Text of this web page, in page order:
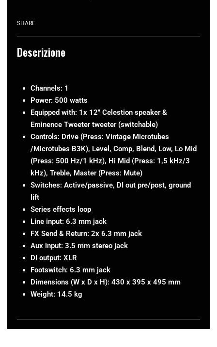
SHARE
Descrizione
Channels: 1
Power: 500 watts
Equipped with: 1x 12″ Celestion speaker &
Eminence Tweeter tweeter (switchable)
Controls: Drive (Press: Vintage Microtubes
/Microtubes B3K), Level, Comp, Blend, Low, Lo Mid
(Press: 500 Hz/1 kHz), Hi Mid (Press: 1,5 kHz/3
kHz), Treble, Master (Press: Mute)
Switches: Active/passive, DI out pre/post, ground
lift
Series effects loop
Line input: 6.3 mm jack
FX Send & Return: 2x 6.3 mm jack
Aux input: 3.5 mm stereo jack
DI output: XLR
Footswitch: 6.3 mm jack
Dimensions (W x D x H): 430 x 395 x 495 mm
Weight: 14.5 kg